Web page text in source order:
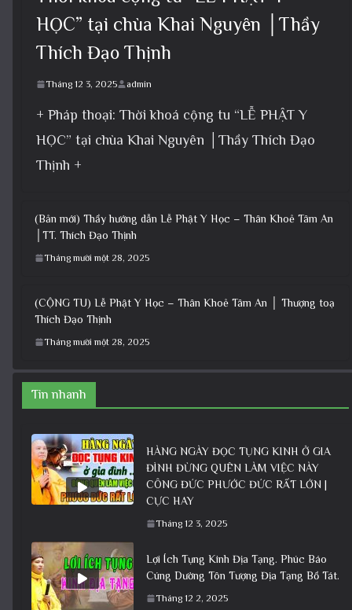
HỌC” tại chùa Khai Nguyên │Thầy
Thích Đạo Thịnh
Tháng 12 3, 2025 admin
+ Pháp thoại: Thời khoá cộng tu “LỄ PHẬT Y
HỌC” tại chùa Khai Nguyên │Thầy Thích Đạo
Thịnh +
(Bản mới) Thầy hướng dẫn Lễ Phật Y Học – Thân Khoẻ Tâm An
│TT. Thích Đạo Thịnh
Tháng mười một 28, 2025
(CỘNG TU) Lễ Phật Y Học – Thân Khoẻ Tâm An │ Thượng toạ
Thích Đạo Thịnh
Tháng mười một 28, 2025
Tin nhanh
HÀNG NGÀY ĐỌC TỤNG KINH Ở GIA
ĐÌNH ĐỪNG QUÊN LÀM VIỆC NÀY
CÔNG ĐỨC PHƯỚC ĐỨC RẤT LỚN |
CỰC HAY
Tháng 12 3, 2025
Lợi Ích Tụng Kinh Địa Tạng. Phúc Báo
Cúng Dường Tôn Tượng Địa Tạng Bồ Tát.
Tháng 12 2, 2025